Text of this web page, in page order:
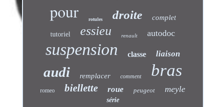
pour rotules droite complet
tutoriel essieu renault autodoc
suspension classe liaison
audi remplacer comment bras
romeo biellette roue peugeot meyle
série